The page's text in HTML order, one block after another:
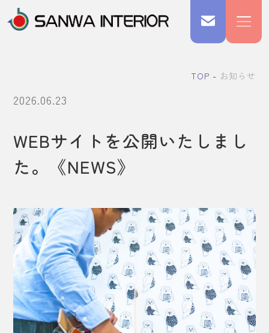
TOP お知らせ
2026.06.23
WEBサイトを公開いたしまし
た。《NEWS》